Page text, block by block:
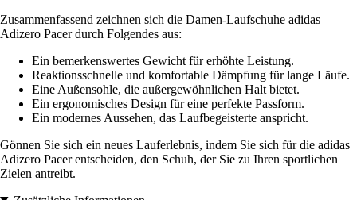
Zusammenfassend zeichnen sich die Damen-Laufschuhe adidas
Adizero Pacer durch Folgendes aus:
Ein bemerkenswertes Gewicht für erhöhte Leistung.
Reaktionsschnelle und komfortable Dämpfung für lange Läufe.
Eine Außensohle, die außergewöhnlichen Halt bietet.
Ein ergonomisches Design für eine perfekte Passform.
Ein modernes Aussehen, das Laufbegeisterte anspricht.
Gönnen Sie sich ein neues Lauferlebnis, indem Sie sich für die adidas
Adizero Pacer entscheiden, den Schuh, der Sie zu Ihren sportlichen
Zielen antreibt.